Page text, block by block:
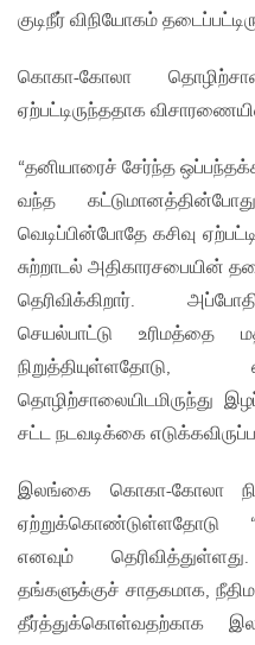
குடிநீர் விநியோகம்
கொகா-கோலா
ஏற்பட்டிருந்ததாக
“தனியாரைச் சேர்ந்த
வந்த
வெடிப்பின்போதே கசிவு
சுற்றாடல் அதிகாரசபையின்
தெரிவிக்கிறார்.
செயல்பாட்டு உரிமத்தை
தொழிற்சாலையிடமிருந்து
சட்ட நடவடிக்கை
இலங்கை கொகா-கோலா
ஏற்றுக்கொண்டுள்ளதோடு
எனவும்
தங்களுக்குச் சாதகமாக,
தீர்த்துக்கொள்வதற்காக